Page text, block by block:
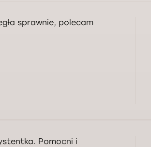
sprawnie, polecam
Pomocni i